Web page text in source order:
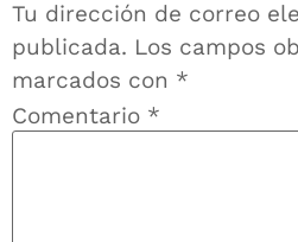
Tu dirección de correo
publicada. Los campos
marcados con *
Comentario *